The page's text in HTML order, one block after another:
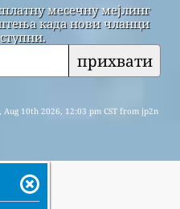
месечну мејлинг
када нови чланци
прихвати
Aug 10th 2026, 12:03 pm CST from jp2n